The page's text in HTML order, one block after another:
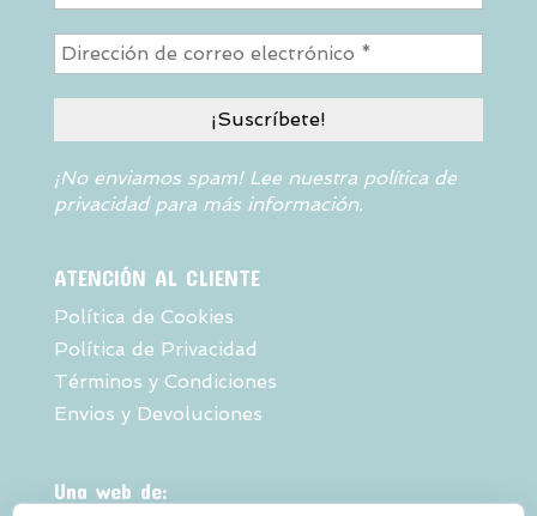
¡No enviamos spam! Lee nuestra política de
privacidadpara más información.
ATENCIÓN AL CLIENTE
Política de Cookies
Política de Privacidad
Términos y Condiciones
Envios y Devoluciones
Una web de: